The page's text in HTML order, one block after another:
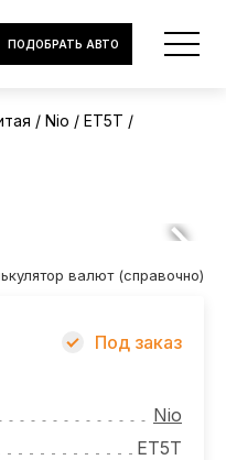
ПОДОБРАТЬ АВТО
Nio
ET5T
валют (справочно)
Под заказ
Nio
ET5T